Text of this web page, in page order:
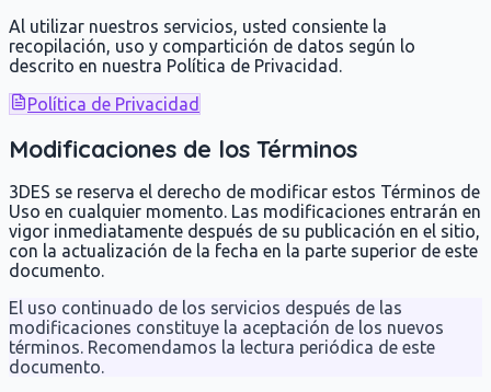
Al utilizar nuestros servicios, usted consiente la
recopilación, uso y compartición de datos según lo
descrito en nuestra Política de Privacidad.
Política de Privacidad
Modificaciones de los Términos
3DES se reserva el derecho de modificar estos Términos de
Uso en cualquier momento. Las modificaciones entrarán en
vigor inmediatamente después de su publicación en el sitio,
con la actualización de la fecha en la parte superior de este
documento.
El uso continuado de los servicios después de las
modificaciones constituye la aceptación de los nuevos
términos. Recomendamos la lectura periódica de este
documento.